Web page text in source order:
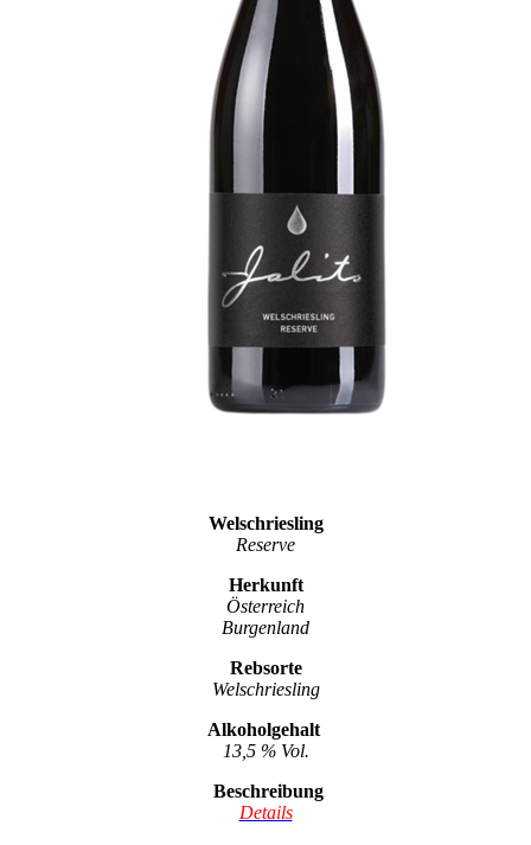
Welschriesling
Reserve
Herkunft
Österreich
Burgenland
Rebsorte
Welschriesling
Alkoholgehalt
13,5 % Vol.
Beschreibung
Details